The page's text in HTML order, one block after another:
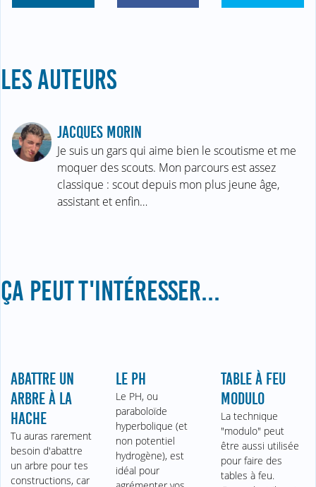
LES AUTEURS
JACQUES MORIN
Je suis un gars qui aime bien le scoutisme et me
moquer des scouts. Mon parcours est assez
classique : scout depuis mon plus jeune âge,
assistant et enfin…
ÇA PEUT T'INTÉRESSER...
ABATTRE UN
ARBRE À LA
HACHE
Tu auras rarement
besoin d'abattre
un arbre pour tes
constructions, car
LE PH
Le PH, ou
paraboloïde
hyperbolique (et
non potentiel
hydrogène), est
idéal pour
TABLE À FEU
MODULO
La technique
"modulo" peut
être aussi utilisée
pour faire des
tables à feu.